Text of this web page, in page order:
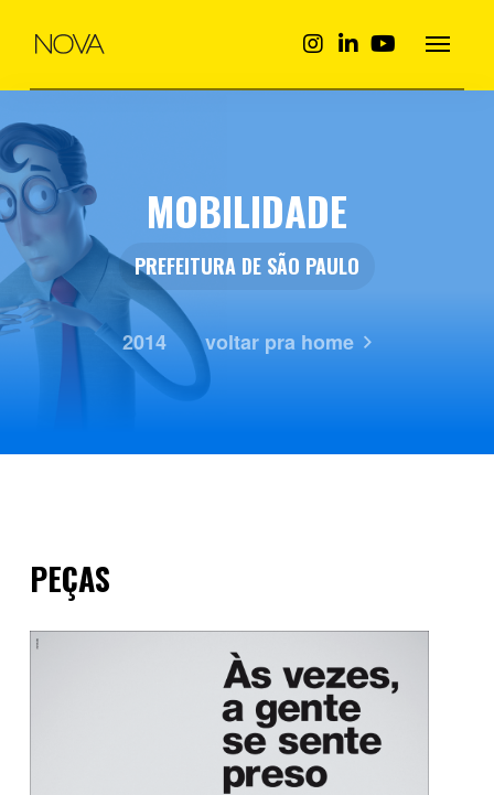
MOBILIDADE
PREFEITURA DE SÃO PAULO
2014 voltar pra home
PEÇAS